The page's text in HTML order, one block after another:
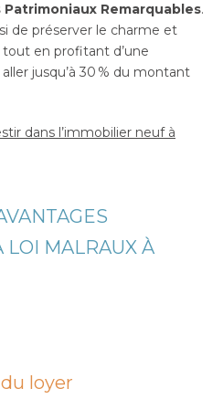
Patrimoniaux Remarquables.
de préserver le charme et
en profitant d’une
jusqu’à 30 % du montant
dans l’immobilier neuf à
LOI MALRAUX À
loyer